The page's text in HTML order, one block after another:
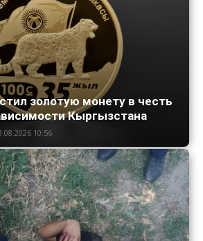
золотую монету в честь
Кыргызстана
10:56